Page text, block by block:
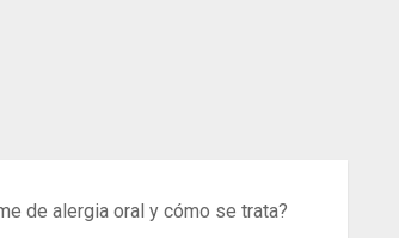
de alergia oral y cómo se trata?